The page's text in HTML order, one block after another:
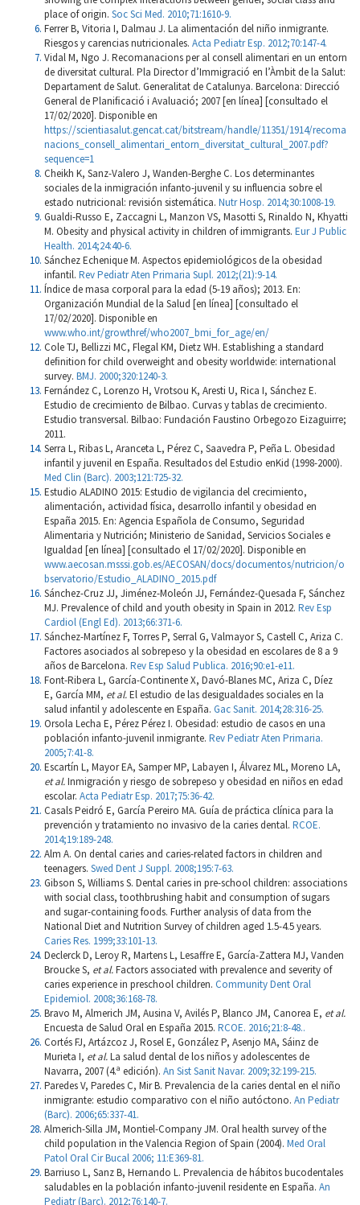
place of origin. Soc Sci Med. 2010;71:1610-9.
Ferrer B, Vitoria I, Dalmau J. La alimentación del niño inmigrante.
Riesgos y carencias nutricionales. Acta Pediatr Esp. 2012;70:147-4.
Vidal M, Ngo J. Recomanacions per al consell alimentari en un entorn
de diversitat cultural. Pla Director d’Immigració en l’Àmbit de la Salut:
Departament de Salut. Generalitat de Catalunya. Barcelona: Direcció
General de Planiﬁcació i Avaluació; 2007 [en línea] [consultado el
17/02/2020]. Disponible en
https://scientiasalut.gencat.cat/bitstream/handle/11351/1914/recoma
nacions_consell_alimentari_entorn_diversitat_cultural_2007.pdf?
sequence=1
Cheikh K, Sanz-Valero J, Wanden-Berghe C. Los determinantes
sociales de la inmigración infanto-juvenil y su influencia sobre el
estado nutricional: revisión sistemática. Nutr Hosp. 2014;30:1008-19.
Gualdi-Russo E, Zaccagni L, Manzon VS, Masotti S, Rinaldo N, Khyatti
M. Obesity and physical activity in children of immigrants. Eur J Public
Health. 2014;24:40-6.
Sánchez Echenique M. Aspectos epidemiológicos de la obesidad
infantil. Rev Pediatr Aten Primaria Supl. 2012;(21):9-14.
Índice de masa corporal para la edad (5-19 años); 2013. En:
Organización Mundial de la Salud [en línea] [consultado el
17/02/2020]. Disponible en
www.who.int/growthref/who2007_bmi_for_age/en/
Cole TJ, Bellizzi MC, Flegal KM, Dietz WH. Establishing a standard
deﬁnition for child overweight and obesity worldwide: international
survey. BMJ. 2000;320:1240-3.
Fernández C, Lorenzo H, Vrotsou K, Aresti U, Rica I, Sánchez E.
Estudio de crecimiento de Bilbao. Curvas y tablas de crecimiento.
Estudio transversal. Bilbao: Fundación Faustino Orbegozo Eizaguirre;
2011.
Serra L, Ribas L, Aranceta L, Pérez C, Saavedra P, Peña L. Obesidad
infantil y juvenil en España. Resultados del Estudio enKid (1998-2000).
Med Clin (Barc). 2003;121:725-32.
Estudio ALADINO 2015: Estudio de vigilancia del crecimiento,
alimentación, actividad física, desarrollo infantil y obesidad en
España 2015. En: Agencia Española de Consumo, Seguridad
Alimentaria y Nutrición; Ministerio de Sanidad, Servicios Sociales e
Igualdad [en línea] [consultado el 17/02/2020]. Disponible en
www.aecosan.msssi.gob.es/AECOSAN/docs/documentos/nutricion/o
bservatorio/Estudio_ALADINO_2015.pdf
Sánchez-Cruz JJ, Jiménez-Moleón JJ, Fernández-Quesada F, Sánchez
MJ. Prevalence of child and youth obesity in Spain in 2012. Rev Esp
Cardiol (Engl Ed). 2013;66:371-6.
Sánchez-Martínez F, Torres P, Serral G, Valmayor S, Castell C, Ariza C.
Factores asociados al sobrepeso y la obesidad en escolares de 8 a 9
años de Barcelona. Rev Esp Salud Publica. 2016;90:e1-e11.
Font-Ribera L, García-Continente X, Davó-Blanes MC, Ariza C, Díez
E, García MM, et al.El estudio de las desigualdades sociales en la
salud infantil y adolescente en España. Gac Sanit. 2014;28:316-25.
Orsola Lecha E, Pérez Pérez I. Obesidad: estudio de casos en una
población infanto-juvenil inmigrante. Rev Pediatr Aten Primaria.
2005;7:41-8.
Escartín L, Mayor EA, Samper MP, Labayen I, Álvarez ML, Moreno LA,
et al.Inmigración y riesgo de sobrepeso y obesidad en niños en edad
escolar. Acta Pediatr Esp. 2017;75:36-42.
Casals Peidró E, García Pereiro MA. Guía de práctica clínica para la
prevención y tratamiento no invasivo de la caries dental. RCOE.
2014;19:189-248.
Alm A. On dental caries and caries-related factors in children and
teenagers. Swed Dent J Suppl. 2008;195:7-63.
Gibson S, Williams S. Dental caries in pre-school children: associations
with social class, toothbrushing habit and consumption of sugars
and sugar-containing foods. Further analysis of data from the
National Diet and Nutrition Survey of children aged 1.5-4.5 years.
Caries Res. 1999;33:101-13.
Declerck D, Leroy R, Martens L, Lesaffre E, García-Zattera MJ, Vanden
Broucke S, et al.Factors associated with prevalence and severity of
caries experience in preschool children. Community Dent Oral
Epidemiol. 2008;36:168-78.
Bravo M, Almerich JM, Ausina V, Avilés P, Blanco JM, Canorea E, et al.
Encuesta de Salud Oral en España 2015. RCOE. 2016;21:8-48..
Cortés FJ, Artázcoz J, Rosel E, González P, Asenjo MA, Sáinz de
Murieta I, et al.La salud dental de los niños y adolescentes de
Navarra, 2007 (4.ª edición). An Sist Sanit Navar. 2009;32:199-215.
Paredes V, Paredes C, Mir B. Prevalencia de la caries dental en el niño
inmigrante: estudio comparativo con el niño autóctono. An Pediatr
(Barc). 2006;65:337-41.
Almerich-Silla JM, Montiel-Company JM. Oral health survey of the
child population in the Valencia Region of Spain (2004). Med Oral
Patol Oral Cir Bucal 2006; 11:E369-81.
Barriuso L, Sanz B, Hernando L. Prevalencia de hábitos bucodentales
saludables en la población infanto-juvenil residente en España. An
Pediatr (Barc). 2012;76:140-7.